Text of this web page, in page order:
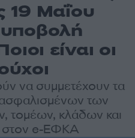
19 Μαΐου
υποβολή
είναι οι
να συμμετέχουν τα
ασφαλισμένων των
τομέων, κλάδων και
στον e-ΕΦΚΑ